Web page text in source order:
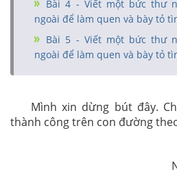
Bài 4 - Viết một bức thư
ngoài để làm quen và bày tỏ
Bài 5 - Viết một bức thư
ngoài để làm quen và bày tỏ
Mình xin dừng bút đây.
thành công trên con đường